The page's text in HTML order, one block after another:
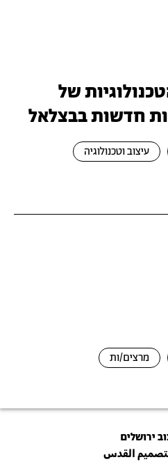
של
חדשות בבצלאל
עיצוב וטכנולוגיה
מרצים/ות
ירושלים
القدس